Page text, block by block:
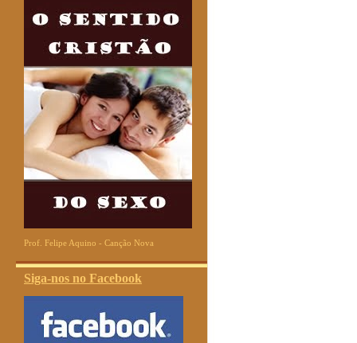
Prof. Felipe Aquino - Canção Nova
Siga-nos no Facebook